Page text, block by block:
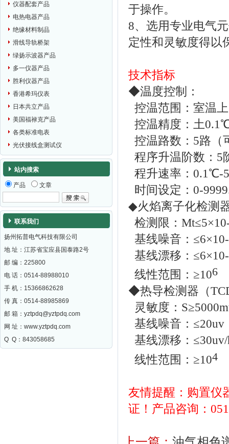
仪器配套产品
电热电器产品
绝缘材料制品
滑线导轨桥架
绿扬示波器产品
多一仪器产品
胜利仪器产品
香港希玛仪表
日本共立产品
美国福禄克产品
各类标准电表
光伏接线盒测试仪
站内搜索
产品 文章
联系我们
扬州拓普电气科技有限公司
地 址：江苏省宝应县国泰路2号
邮 编： 225800
电 话：0514-88988010
手 机：15366862628
传 真：0514-88985869
邮 箱： yztpdq@yztpdq.com
网 址： www.yztpdq.com
Q Q：843058685
于操作。
8、选用专业电气
定性和灵敏度得以
技术指标
◆温度控制：
控温范围：室温
控温精度：土
控温路数：5路（
程序升温阶数：5
程升速率：
时间设定：0-
◆火焰离子化检测
检测限：
基线噪音：
基线漂移：
线性范围：≥106
◆热导检测器（
灵敏度：
基线噪音：≤20uv
基线漂移：
线性范围：≥104
友情提醒：购置仪
证！ 产品咨询：